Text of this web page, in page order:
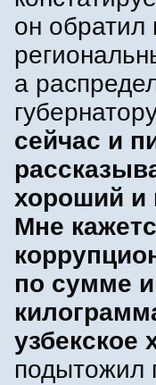
он
а
сейчас и
хороший и
Мне
по сумме
узбекское
подытожил